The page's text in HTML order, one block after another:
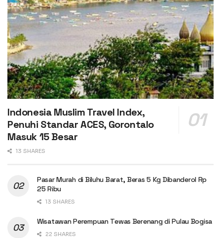
Indonesia Muslim Travel Index,
Penuhi Standar ACES, Gorontalo
Masuk 15 Besar
13 SHARES
Pasar Murah di Biluhu Barat, Beras 5 Kg Dibanderol Rp
25 Ribu
13 SHARES
Wisatawan Perempuan Tewas Berenang di Pulau Bogisa
22 SHARES